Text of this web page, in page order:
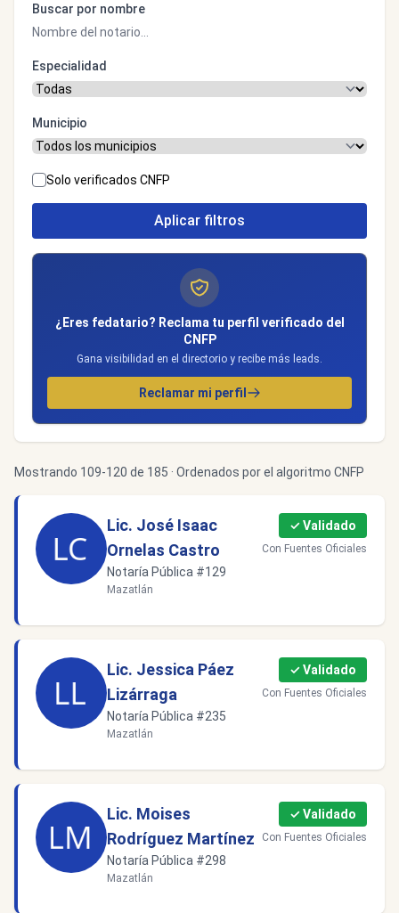
Buscar por nombre
Especialidad
Municipio
Solo verificados CNFP
Aplicar filtros
¿Eres fedatario? Reclama tu perfil verificado del
CNFP
Gana visibilidad en el directorio y recibe más leads.
Reclamar mi perfil
Mostrando 109-120 de 185 · Ordenados por el algoritmo CNFP
Lic. José Isaac
Ornelas Castro
Notaría Pública #129
Mazatlán
✓ Validado
Con Fuentes Oficiales
Lic. Jessica Páez
Lizárraga
Notaría Pública #235
Mazatlán
✓ Validado
Con Fuentes Oficiales
Lic. Moises
Rodríguez Martínez
Notaría Pública #298
Mazatlán
✓ Validado
Con Fuentes Oficiales